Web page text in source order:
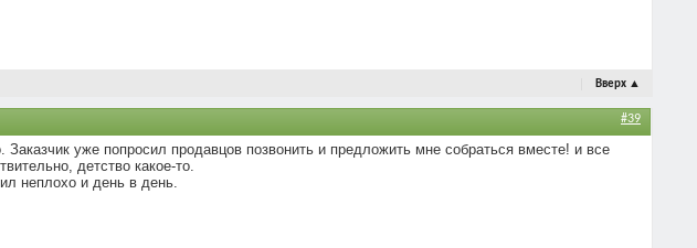
Вверх ▲
#39
уже попросил продавцов позвонить и предложить мне собраться вместе! и все
детство какое-то.
неплохо и день в день.